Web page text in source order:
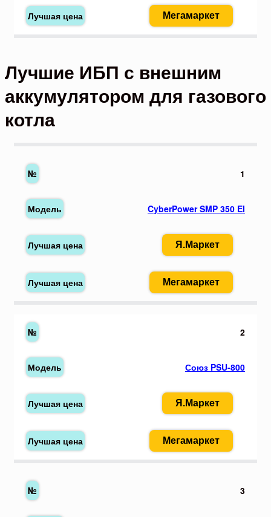
Мегамаркет
Лучшие ИБП с внешним
аккумулятором для газового
котла
1
CyberPower SMP 350 EI
Я.Маркет
Мегамаркет
2
Союз PSU-800
Я.Маркет
Мегамаркет
3